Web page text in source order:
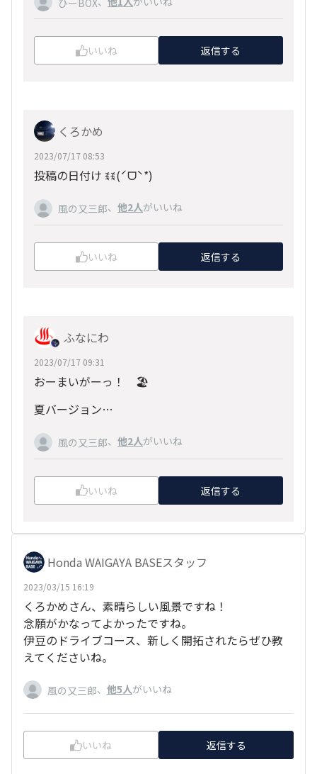
いいね 返信する
くろかめ
2023/07/17 08:53
投稿の日付け ꉂꉂ(ˊᗜˋ*)
風の又三郎、 他2人がいいね
いいね 返信する
ふなにわ
2023/07/17 09:31
おーまいがーっ！ 🏖
夏バージョン…
風の又三郎、 他2人がいいね
いいね 返信する
Honda WAIGAYA BASEスタッフ
2023/03/15 16:19
くろかめさん、素晴らしい風景ですね！
念願がかなってよかったですね。
伊豆のドライブコース、新しく開拓されたらぜひ教
えてくださいね。
風の又三郎、 他5人がいいね
いいね 返信する